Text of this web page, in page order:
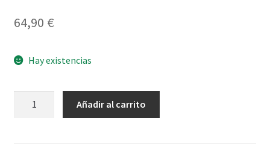
64,90 €
Hay existencias
Añadir al carrito